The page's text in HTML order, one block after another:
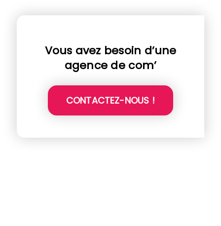
Vous avez besoin d’une
agence de com’
CONTACTEZ-NOUS !